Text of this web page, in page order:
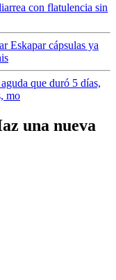
con flatulencia sin
Eskapar cápsulas ya
que duró 5 días,
mo
una nueva